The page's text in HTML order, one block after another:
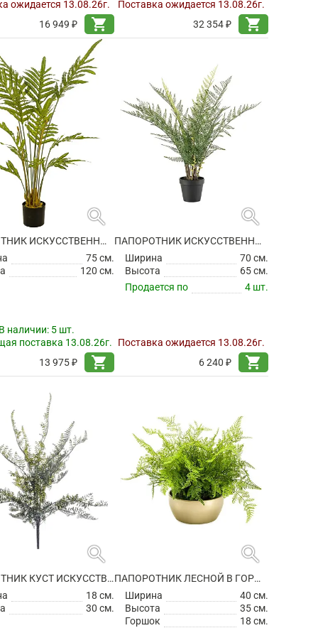
ожидается 13.08.26г.
16 949 ₽
shopping_cart
Поставка ожидается 13.08.26г.
32 354 ₽
shopping_cart
search
ПАПОРОТНИК ИСКУССТВЕННЫЙ
75 см.
120 см.
наличии: 5 шт.
поставка 13.08.26г.
13 975 ₽
shopping_cart
search
ПАПОРОТНИК ИСКУССТВЕННЫЙ
Ширина
70 см.
Высота
65 см.
Продается по
4 шт.
Поставка ожидается 13.08.26г.
6 240 ₽
shopping_cart
search
ПАПОРОТНИК КУСТ ИСКУССТВЕННЫЙ
18 см.
30 см.
search
ПАПОРОТНИК ЛЕСНОЙ В ГОРШКЕ ИСКУССТВЕННЫЙ
Ширина
40 см.
Высота
35 см.
Горшок
18 см.